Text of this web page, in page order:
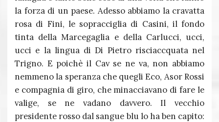
la forza di un paese. Adesso abbiamo la cravatta
rosa di Fini, le sopracciglia di Casini, il fondo
tinta della Marcegaglia e della Carlucci, ucci,
ucci e la lingua di Di Pietro risciaccquata nel
Trigno. E poichè il Cav se ne va, non abbiamo
nemmeno la speranza che quegli Eco, Asor Rossi
e compagnia di giro, che minacciavano di fare le
valige, se ne vadano davvero. Il vecchio
presidente rosso dal sangue blu lo ha ben capito: